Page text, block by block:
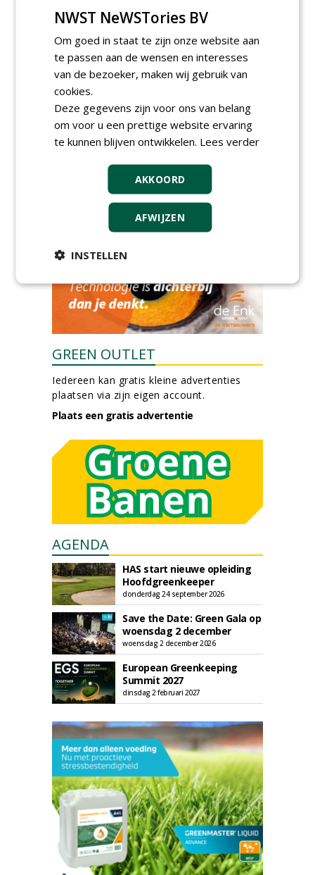
DSV zaden Nederland B.V.
Allround
magazijnmedewerker
(fulltime) bij DSV zaden
Groeiplaats specialist bij
Boomtotaalzorg32-40 uur
30-07-2026, Schalkwijk
Boominspecteur bij
Boomtotaalzorg24-40 uur
30-07-2026, Schalkwijk
meer Groene Banen
GREEN OUTLET
Iedereen kan gratis kleine advertenties
plaatsen via zijn eigen account.
Plaats een gratis advertentie
AGENDA
HAS start nieuwe opleiding
Hoofdgreenkeeper
donderdag 24 september 2026
Save the Date: Green Gala op
woensdag 2 december
woensdag 2 december 2026
European Greenkeeping
Summit 2027
dinsdag 2 februari 2027
NWST NeWSTories BV
Om goed in staat te zijn onze website aan
te passen aan de wensen en interesses
van de bezoeker, maken wij gebruik van
cookies.
Deze gegevens zijn voor ons van belang
om voor u een prettige website ervaring
te kunnen blijven ontwikkelen. Lees verder
AKKOORD
AFWIJZEN
INSTELLEN